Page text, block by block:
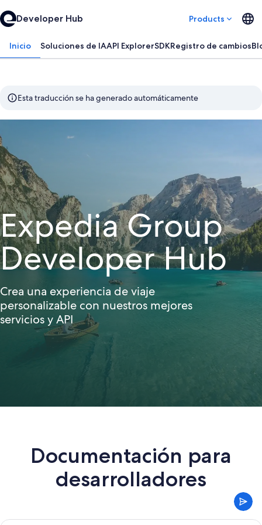
Developer Hub Products
Inicio Soluciones de IAAPI ExplorerSDKRegistro de cambios
Esta traducción se ha generado automáticamente
Expedia Group
Developer Hub
Crea una experiencia de viaje
personalizable con nuestros mejores
servicios y API
Documentación para
desarrolladores